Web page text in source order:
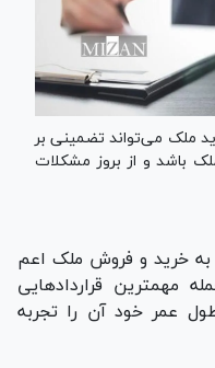
ملک می‌تواند تضمینی بر
باشد و از بروز مشکلات
به خرید و فروش ملک اعم
مهمترین قرارداد‌هایی
عمر خود آن را تجربه